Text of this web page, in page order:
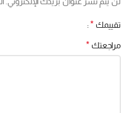
تقييمك *
مراجعتك *